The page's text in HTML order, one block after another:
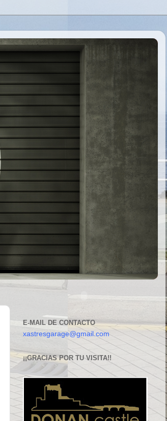
E-MAIL DE CONTACTO
xastresgarage@gmail.com
¡¡GRACIAS POR TU VISITA!!